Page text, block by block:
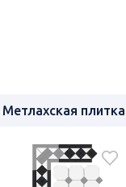
Метлахская плитка